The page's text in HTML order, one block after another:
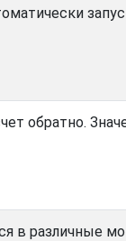
обратно.
различные